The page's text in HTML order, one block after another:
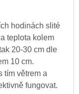
hodinách slité
teplota kolem
20-30 cm dle
10 cm.
tím větrem a
fungovat.